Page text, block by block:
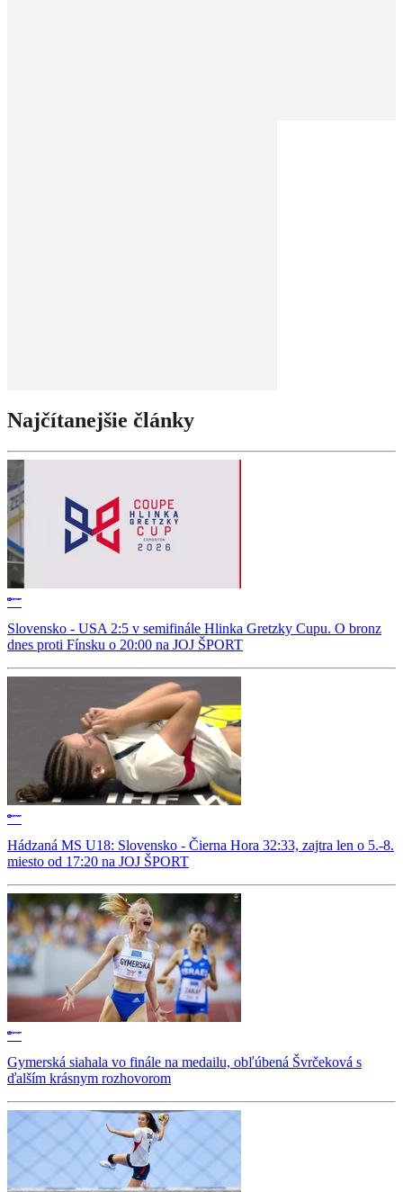
Najčítanejšie články
Slovensko - USA 2:5 v semifinále Hlinka Gretzky Cupu. O bronz
dnes proti Fínsku o 20:00 na JOJ ŠPORT
Hádzaná MS U18: Slovensko - Čierna Hora 32:33, zajtra len o 5.-8.
miesto od 17:20 na JOJ ŠPORT
Gymerská siahala vo finále na medailu, obľúbená Švrčeková s
ďalším krásnym rozhovorom